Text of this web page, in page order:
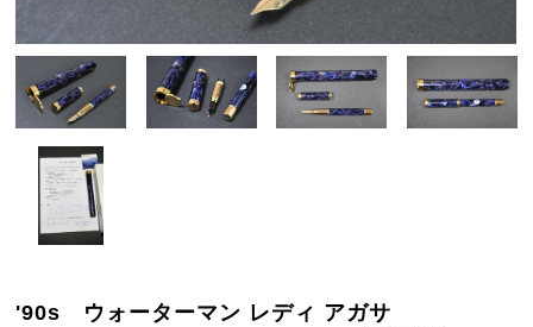
'90s ウォーターマン レディ アガサ